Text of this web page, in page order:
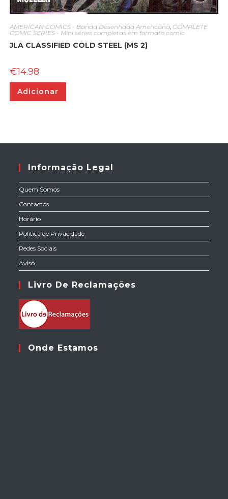
AMERICAN COMICS - Banda Desenhada Americana, COMPLETE
COMIC SERIES - Mini séries completas em formato comic
JLA CLASSIFIED COLD STEEL (MS 2)
€14.98
Adicionar
Informação Legal
Quem Somos
Contactos
Horário
Política de Privacidade
Redes Sociais
Aviso
Livro De Reclamações
Onde Estamos